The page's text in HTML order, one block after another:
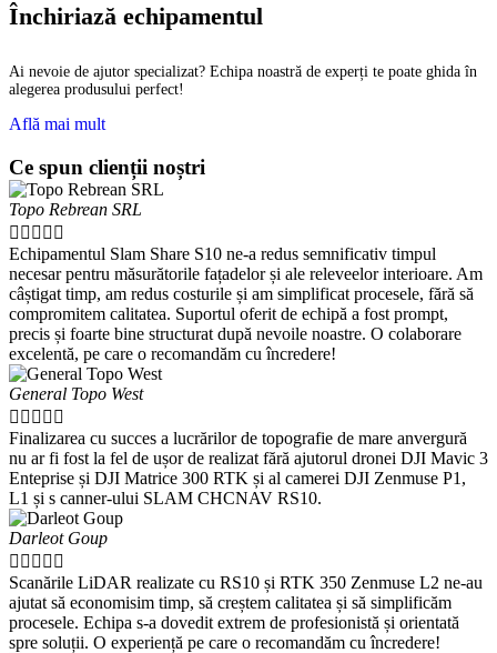
Închiriază echipamentul
Ai nevoie de ajutor specializat? Echipa noastră de experți te poate ghida în
alegerea produsului perfect!
Află mai mult
Ce spun clienții noștri
Topo Rebrean SRL
    
Echipamentul Slam Share S10 ne-a redus semnificativ timpul
necesar pentru măsurătorile fațadelor și ale releveelor interioare. Am
câștigat timp, am redus costurile și am simplificat procesele, fără să
compromitem calitatea. Suportul oferit de echipă a fost prompt,
precis și foarte bine structurat după nevoile noastre. O colaborare
excelentă, pe care o recomandăm cu încredere!
General Topo West
    
Finalizarea cu succes a lucrărilor de topografie de mare anvergură
nu ar fi fost la fel de ușor de realizat fără ajutorul dronei DJI Mavic 3
Enteprise și DJI Matrice 300 RTK și al camerei DJI Zenmuse P1,
L1 și s canner-ului SLAM CHCNAV RS10.
Darleot Goup
    
Scanările LiDAR realizate cu RS10 și RTK 350 Zenmuse L2 ne-au
ajutat să economisim timp, să creștem calitatea și să simplificăm
procesele. Echipa s-a dovedit extrem de profesionistă și orientată
spre soluții. O experiență pe care o recomandăm cu încredere!